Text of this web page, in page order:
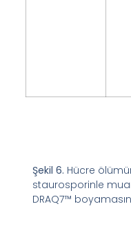
Şekil 6. Hücre
staurosporinle
DRAQ7™